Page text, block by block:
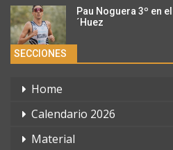
Pau Noguera 3º en
´Huez
SECCIONES
Home
Calendario 2026
Material